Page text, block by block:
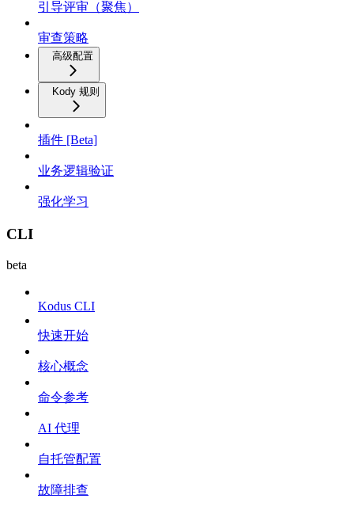
引导评审（聚焦）
审查策略
高级配置
Kody 规则
插件 [Beta]
业务逻辑验证
强化学习
CLI
beta
Kodus CLI
快速开始
核心概念
命令参考
AI 代理
自托管配置
故障排查